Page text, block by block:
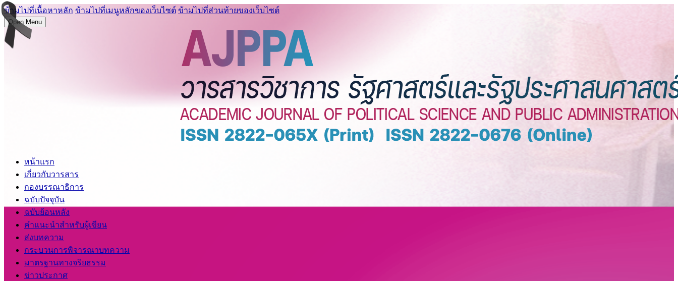
ข้ามไปที่เนื้อหาหลัก ข้ามไปที่เมนูหลักของเว็บไซต์ ข้ามไปที่ส่วนท้ายของเว็บไซต์
Open Menu
หน้าแรก
เกี่ยวกับวารสาร
กองบรรณาธิการ
ฉบับปัจจุบัน
ฉบับย้อนหลัง
คำแนะนำสำหรับผู้เขียน
ส่งบทความ
กระบวนการพิจารณาบทความ
มาตรฐานทางจริยธรรม
ข่าวประกาศ